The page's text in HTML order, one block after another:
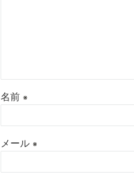
名前 ※
メール ※